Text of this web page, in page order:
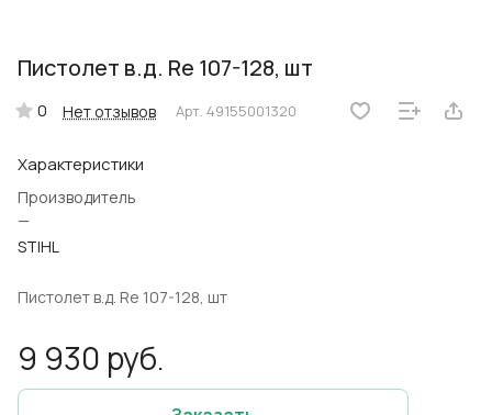
Пистолет в.д. Rе 107-128, шт
0 Нет отзывов Арт. 49155001320
Характеристики
Производитель
—
STIHL
Пистолет в.д. Rе 107-128, шт
9 930 руб.